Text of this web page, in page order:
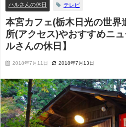
ハルさんの休日 テレビ
本宮カフェ(栃木日光の世界
所(アクセス)やおすすめニ
ルさんの休日】
2018年7月11日 2018年7月13日